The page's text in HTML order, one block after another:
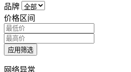
品牌
价格区间
应用筛选
网络异常